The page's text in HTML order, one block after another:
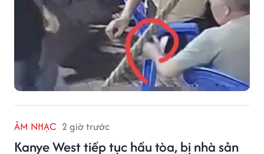
ÂM NHẠC 2 giờ trước
Kanye West tiếp tục hầu tòa, bị nhà sản